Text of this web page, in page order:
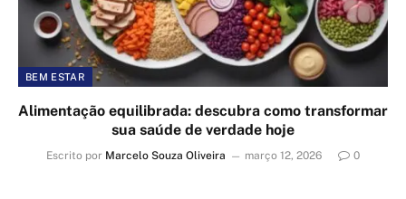
BEM ESTAR
Alimentação equilibrada: descubra como transformar
sua saúde de verdade hoje
Escrito por Marcelo Souza Oliveira março 12, 2026 0